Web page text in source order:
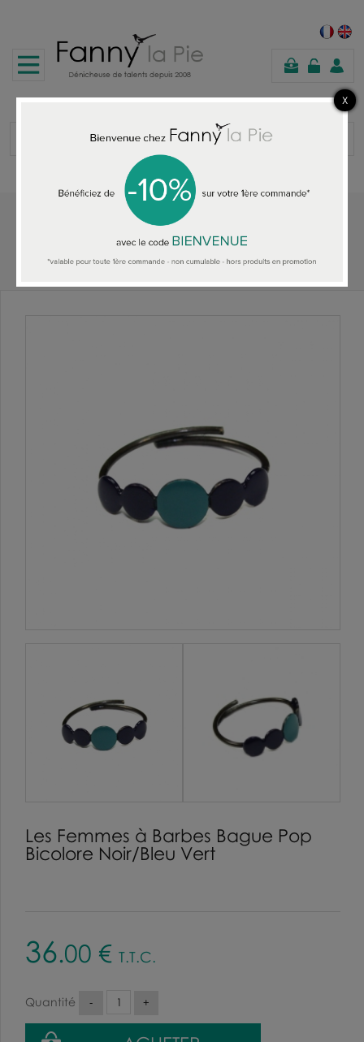
panier
TOUTES LES BAGUES
Les Femmes à Barbes Bague Pop Bicolore Noir/Bleu Vert
Les Femmes à Barbes Bague Pop
Bicolore Noir/Bleu Vert
36.00 € T.T.C.
Quantité